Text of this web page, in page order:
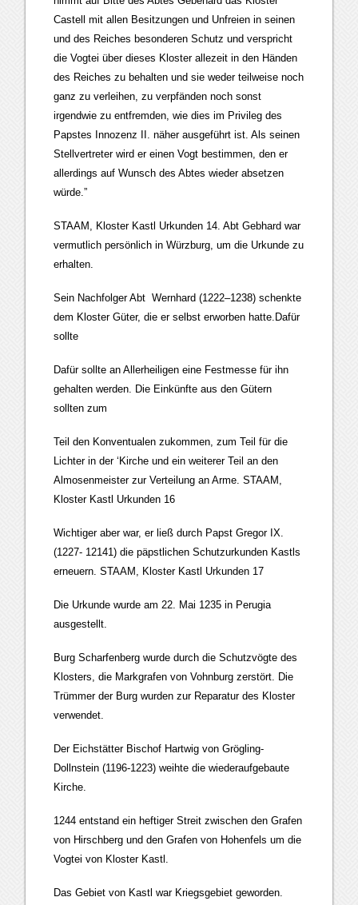
Castell mit allen Besitzungen und Unfreien in seinen
und des Reiches besonderen Schutz und verspricht
die Vogtei über dieses Kloster allezeit in den Händen
des Reiches zu behalten und sie weder teilweise noch
ganz zu verleihen, zu verpfänden noch sonst
irgendwie zu entfremden, wie dies im Privileg des
Papstes Innozenz II. näher ausgeführt ist. Als seinen
Stellvertreter wird er einen Vogt bestimmen, den er
allerdings auf Wunsch des Abtes wieder absetzen
würde.”
STAAM, Kloster Kastl Urkunden 14. Abt Gebhard war
vermutlich persönlich in Würzburg, um die Urkunde zu
erhalten.
Sein Nachfolger Abt Wernhard (1222–1238) schenkte
dem Kloster Güter, die er selbst erworben hatte.Dafür
sollte
Dafür sollte an Allerheiligen eine Festmesse für ihn
gehalten werden. Die Einkünfte aus den Gütern
sollten zum
Teil den Konventualen zukommen, zum Teil für die
Lichter in der ‘Kirche und ein weiterer Teil an den
Almosenmeister zur Verteilung an Arme. STAAM,
Kloster Kastl Urkunden 16
Wichtiger aber war, er ließ durch Papst Gregor IX.
(1227- 12141) die päpstlichen Schutzurkunden Kastls
erneuern. STAAM, Kloster Kastl Urkunden 17
Die Urkunde wurde am 22. Mai 1235 in Perugia
ausgestellt.
Burg Scharfenberg wurde durch die Schutzvögte des
Klosters, die Markgrafen von Vohnburg zerstört. Die
Trümmer der Burg wurden zur Reparatur des Kloster
verwendet.
Der Eichstätter Bischof Hartwig von Grögling-
Dollnstein (1196-1223) weihte die wiederaufgebaute
Kirche.
1244 entstand ein heftiger Streit zwischen den Grafen
von Hirschberg und den Grafen von Hohenfels um die
Vogtei von Kloster Kastl.
Das Gebiet von Kastl war Kriegsgebiet geworden.